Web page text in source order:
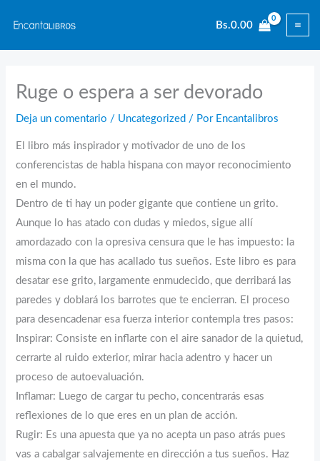
contenido
Bs.0.00
Ruge o espera a ser devorado
Deja un comentario / Uncategorized / Por Encantalibros
El libro más inspirador y motivador de uno de los
conferencistas de habla hispana con mayor reconocimiento
en el mundo.
Dentro de ti hay un poder gigante que contiene un grito.
Aunque lo has atado con dudas y miedos, sigue allí
amordazado con la opresiva censura que le has impuesto: la
misma con la que has acallado tus sueños. Este libro es para
desatar ese grito, largamente enmudecido, que derribará las
paredes y doblará los barrotes que te encierran. El proceso
para desencadenar esa fuerza interior contempla tres pasos:
Inspirar: Consiste en inflarte con el aire sanador de la quietud,
cerrarte al ruido exterior, mirar hacia adentro y hacer un
proceso de autoevaluación.
Inflamar: Luego de cargar tu pecho, concentrarás esas
reflexiones de lo que eres en un plan de acción.
Rugir: Es una apuesta que ya no acepta un paso atrás pues
vas a cabalgar salvajemente en dirección a tus sueños. Haz